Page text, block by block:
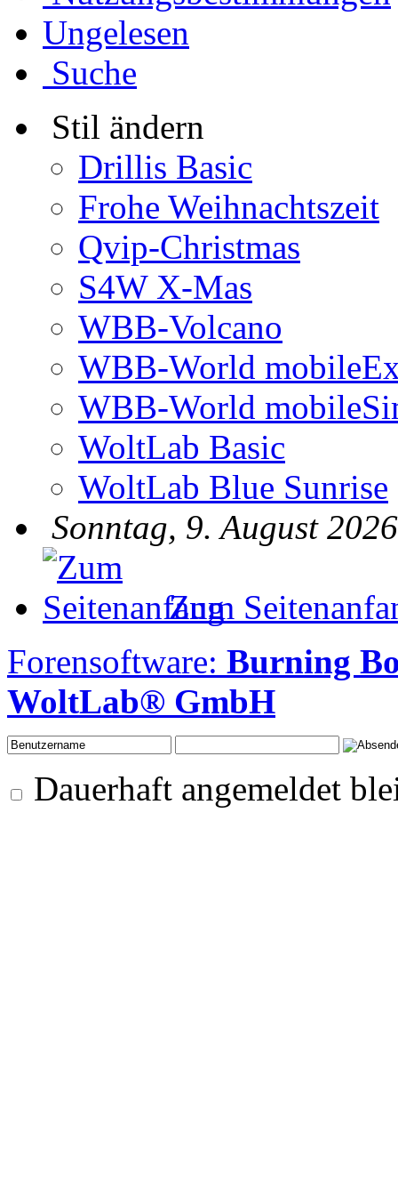
Ungelesen
Suche
Stil ändern
Drillis Basic
Frohe Weihnachtszeit
Qvip-Christmas
S4W X-Mas
WBB-Volcano
WBB-World
WBB-World
WoltLab Basic
WoltLab Blue Sunrise
Sonntag, 9. August
Zum
Forensoftware: Burning
WoltLab® GmbH
Dauerhaft angemeldet